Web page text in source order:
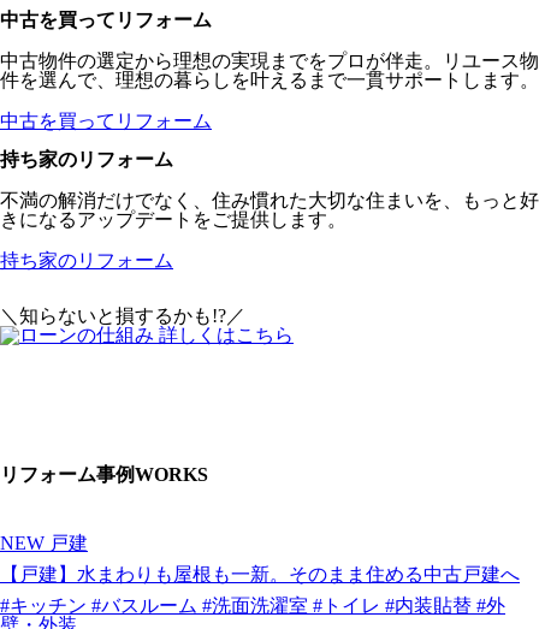
中古を買って リフォーム
中古物件の選定から理想の実現までをプロが伴走。リユース物
件を選んで、理想の暮らしを叶えるまで一貫サポートします。
中古を買ってリフォーム
持ち家のリフォーム
不満の解消だけでなく、住み慣れた大切な住まいを、もっと好
きになるアップデートをご提供します。
持ち家のリフォーム
＼知らないと損するかも!?／
リフォーム事例WORKS
NEW 戸建
【戸建】水まわりも屋根も一新。そのまま住める中古戸建へ
#キッチン #バスルーム #洗面洗濯室 #トイレ #内装貼替 #外
壁・外装